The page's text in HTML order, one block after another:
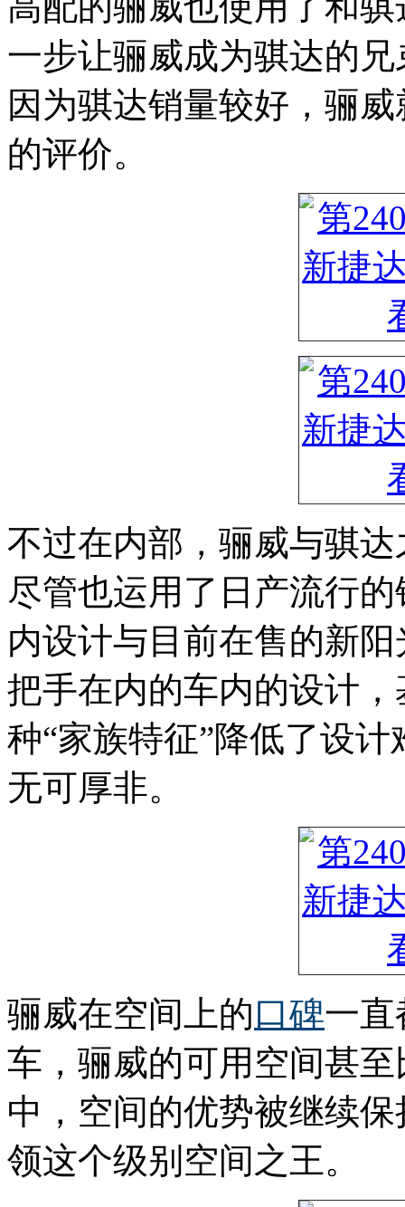
一步让骊威成为骐达的
因为骐达销量较好，骊
的评价。
不过在内部，骊威与骐
尽管也运用了日产流行
内设计与目前在售的新阳
把手在内的车内的设计
种“家族特征”降低了设
无可厚非。
骊威在空间上的口碑一直
车，骊威的可用空间甚
中，空间的优势被继续
领这个级别空间之王。